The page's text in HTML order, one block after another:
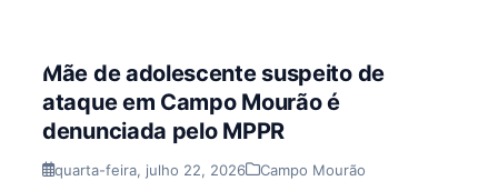
Mãe de adolescente suspeito de
ataque em Campo Mourão é
denunciada pelo MPPR
quarta-feira, julho 22, 2026 Campo Mourão